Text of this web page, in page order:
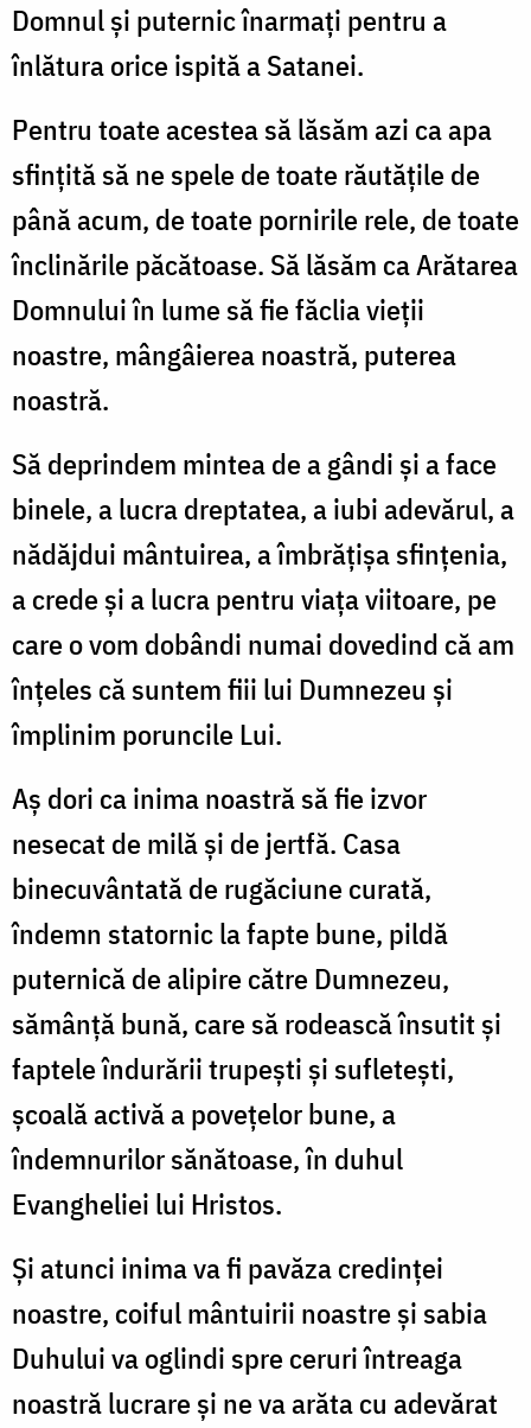
Domnul şi puternic înarmaţi pentru a
înlătura orice ispită a Satanei.
Pentru toate acestea să lăsăm azi ca apa
sfinţită să ne spele de toate răutăţile de
până acum, de toate pornirile rele, de toate
înclinările păcătoase. Să lăsăm ca Arătarea
Domnului în lume să fie făclia vieţii
noastre, mângâierea noastră, puterea
noastră.
Să deprindem mintea de a gândi şi a face
binele, a lucra dreptatea, a iubi adevărul, a
nădăjdui mântuirea, a îmbrăţişa sfinţenia,
a crede şi a lucra pentru viaţa viitoare, pe
care o vom dobândi numai dovedind că am
înţeles că suntem fiii lui Dumnezeu şi
împlinim poruncile Lui.
Aş dori ca inima noastră să fie izvor
nesecat de milă şi de jertfă. Casa
binecuvântată de rugăciune curată,
îndemn statornic la fapte bune, pildă
puternică de alipire către Dumnezeu,
sămânţă bună, care să rodească însutit şi
faptele îndurării trupeşti şi sufleteşti,
şcoală activă a poveţelor bune, a
îndemnurilor sănătoase, în duhul
Evangheliei lui Hristos.
Şi atunci inima va fi pavăza credinţei
noastre, coiful mântuirii noastre şi sabia
Duhului va oglindi spre ceruri întreaga
noastră lucrare şi ne va arăta cu adevărat